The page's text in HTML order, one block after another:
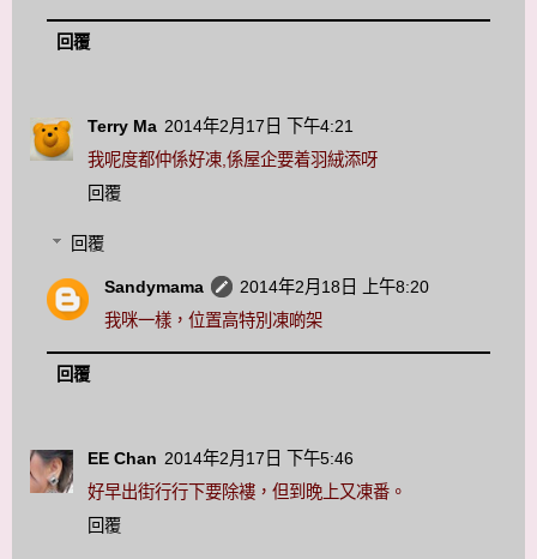
回覆
Terry Ma 2014年2月17日 下午4:21
我呢度都仲係好凍,係屋企要着羽絨添呀
回覆
回覆
Sandymama
2014年2月18日 上午8:20
我咪一樣，位置高特別凍啲架
回覆
EE Chan 2014年2月17日 下午5:46
好早出街行行下要除褸，但到晚上又凍番。
回覆